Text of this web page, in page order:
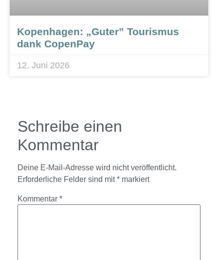
Kopenhagen: „Guter” Tourismus
dank CopenPay
12. Juni 2026
Schreibe einen
Kommentar
Deine E-Mail-Adresse wird nicht veröffentlicht.
Erforderliche Felder sind mit* markiert
Kommentar *